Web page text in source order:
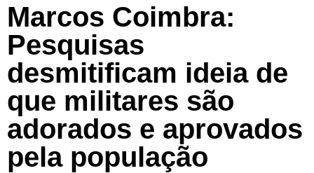
Marcos Coimbra:
Pesquisas
desmitificam ideia de
que militares são
adorados e aprovados
pela população